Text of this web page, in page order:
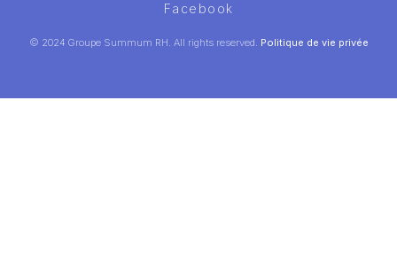
Facebook
© 2024 Groupe Summum RH. All rights reserved. Politique de vie privée